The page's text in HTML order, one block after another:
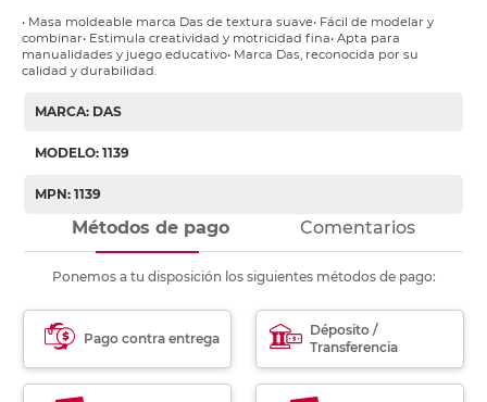
• Masa moldeable marca Das de textura suave• Fácil de modelar y
combinar• Estimula creatividad y motricidad fina• Apta para
manualidades y juego educativo• Marca Das, reconocida por su
calidad y durabilidad.
MARCA: DAS
MODELO: 1139
MPN: 1139
Métodos de pago Comentarios
Ponemos a tu disposición los siguientes métodos de pago:
Pago contra entrega
Déposito /
Transferencia